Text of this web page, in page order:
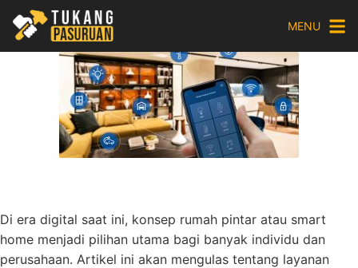
content
MENU
Di era digital saat ini, konsep rumah pintar atau smart
home menjadi pilihan utama bagi banyak individu dan
perusahaan. Artikel ini akan mengulas tentang layanan